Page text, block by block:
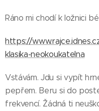
Ráno mi chodí k ložnici
https://
klasika-neokoukatelna
Vstávám. Jdu si vypít
pepřem. Beru si do
frekvencí. Žádná ti